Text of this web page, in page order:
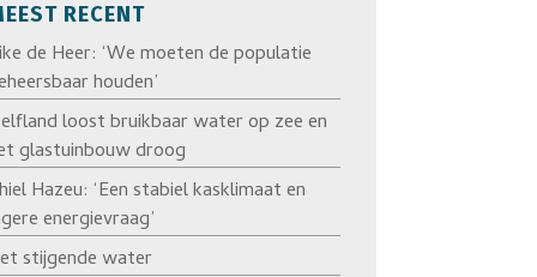
RECENT
de Heer: ‘We moeten de populatie
houden’
loost bruikbaar water op zee en
glastuinbouw droog
Hazeu: ‘Een stabiel kasklimaat en
energievraag’
stijgende water